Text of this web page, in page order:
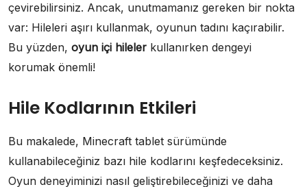
çevirebilirsiniz. Ancak, unutmamanız gereken bir nokta
var: Hileleri aşırı kullanmak, oyunun tadını kaçırabilir.
Bu yüzden, oyun içi hileler kullanırken dengeyi
korumak önemli!
Hile Kodlarının Etkileri
Bu makalede, Minecraft tablet sürümünde
kullanabileceğiniz bazı hile kodlarını keşfedeceksiniz.
Oyun deneyiminizi nasıl geliştirebileceğinizi ve daha